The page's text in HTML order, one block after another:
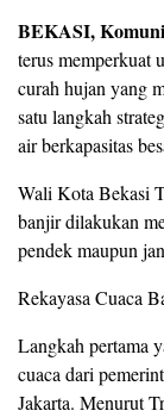
BEKASI,
terus memperkuat
curah hujan yang
satu langkah
air berkapasitas
Wali Kota Bekasi
banjir dilakukan
pendek maupun
Rekayasa Cuaca
Langkah pertama
cuaca dari
Jakarta. Menurut